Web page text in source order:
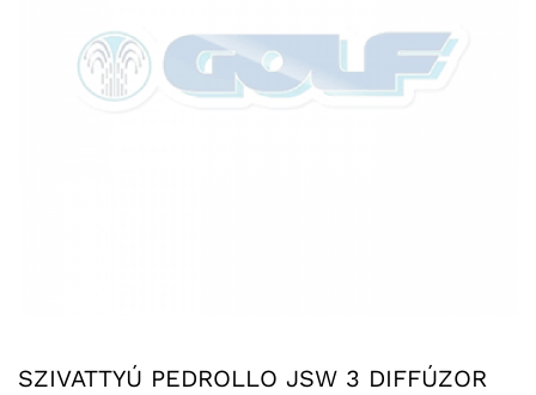
SZIVATTYÚ PEDROLLO JSW 3 DIFFÚZOR